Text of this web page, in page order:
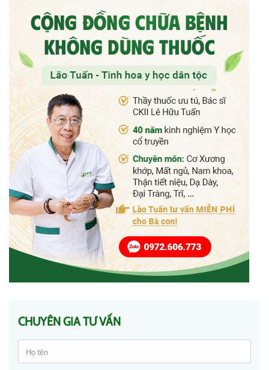
CHUYÊN GIA TƯ VẤN